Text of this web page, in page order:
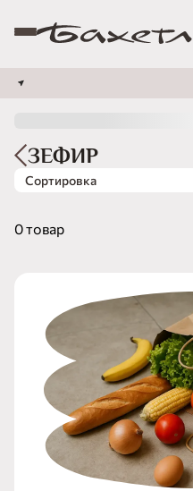
ЗЕФИР
Сортировка
0 товар